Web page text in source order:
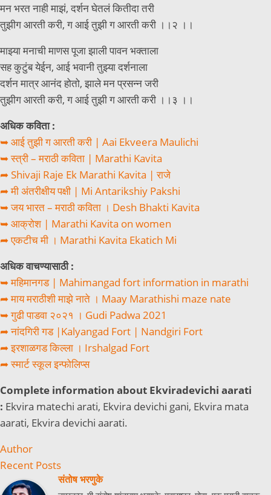
मन भरत नाही माझं, दर्शन घेतलं कितीदा तरी
तुझीग आरती करी, ग आई तुझी ग आरती करी ।।२ ।।
माझ्या मनाची माणस पूजा झाली पावन भक्ताला
सह कुटुंब येईन, आई भवानी तुझ्या दर्शनाला
दर्शन मात्र आनंद होतो, झाले मन प्रसन्न जरी
तुझीग आरती करी, ग आई तुझी ग आरती करी ।।३ ।।
अधिक कविता :
➥ आई तुझी ग आरती करी | Aai Ekveera Maulichi
➥ स्त्री – मराठी कविता | Marathi Kavita
➦ Shivaji Raje Ek Marathi Kavita | राजे
➦ मी अंतरीक्षीय पक्षी | Mi Antarikshiy Pakshi
➥ जय भारत – मराठी कविता । Desh Bhakti Kavita
➥ आक्रोश | Marathi Kavita on women
➦ एकटीच मी । Marathi Kavita Ekatich Mi
अधिक वाचण्यासाठी :
➥ महिमानगड | Mahimangad fort information in marathi
➦ माय मराठीशी माझे नाते । Maay Marathishi maze nate
➥ गुढी पाडवा २०२१ । Gudi Padwa 2021
➦ नांदगिरी गड |Kalyangad Fort | Nandgiri Fort
➦ इरशाळगड किल्ला । Irshalgad Fort
➦ स्मार्ट स्कूल इन्फोलिप्स
Complete information about Ekviradevichi aarati
: Ekvira matechi arati, Ekvira devichi gani, Ekvira mata
aarati, Ekvira devichi aarati.
Author
Recent Posts
संतोष भरणुके